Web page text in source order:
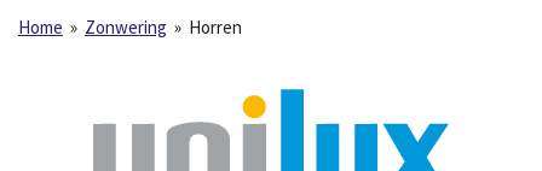
Home » Zonwering » Horren